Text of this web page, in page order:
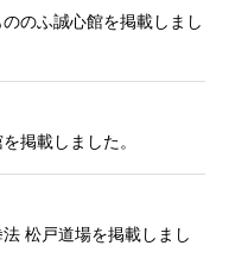
のふ誠心館を掲載しまし
掲載しました。
松戸道場を掲載しまし